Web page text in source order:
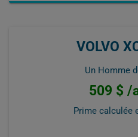
VOLVO
Un Homme
509 $ /
Prime calculée